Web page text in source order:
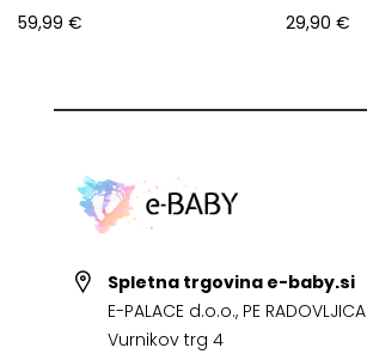
59,99 € 29,90 €
Spletna trgovina e-baby.si
E-PALACE d.o.o., PE RADOVLJICA
Vurnikov trg 4